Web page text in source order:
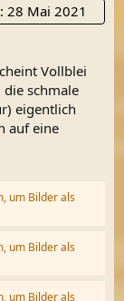
28 Mai 2021
Vollblei
die schmale
eigentlich
auf eine
um Bilder als
um Bilder als
um Bilder als